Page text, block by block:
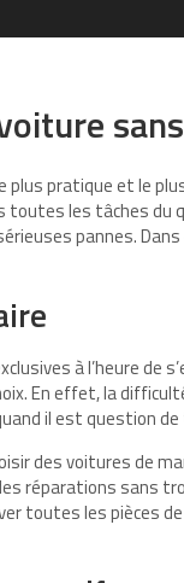
plus pratique et le
les tâches du
pannes.
à l’heure de
En effet, la
il est question de
des voitures de
réparations sans
toutes les pièces